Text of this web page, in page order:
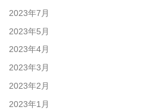
2023年7月
2023年5月
2023年4月
2023年3月
2023年2月
2023年1月